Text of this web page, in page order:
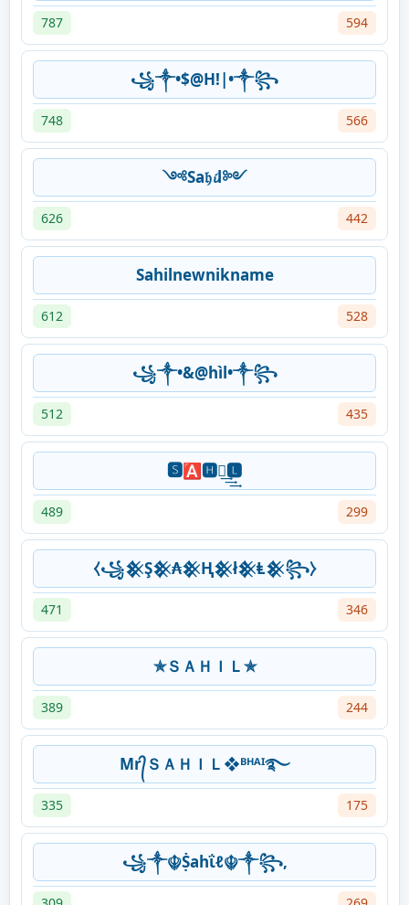
787 594
꧁༒•$@H!|•༒꧂
748 566
༺Sa𝔥𝓲l༻
626 442
Sahilnewnikname
612 528
꧁༒•&@hìl•༒꧂
512 435
🆂🅰🅷🅸͢͢͢🅻
489 299
⧼꧁𒆜Ş𒆜₳𒆜Ⱨ𒆜ł𒆜Ⱡ𒆜꧂⧽
471 346
✯ＳＡＨＩＬ✯
389 244
Mr᭄ＳＡＨＩＬ❖ᴮᴴᴬᴵ࿐
335 175
꧁༒☬Ṩahΐℓ☬༒꧂,